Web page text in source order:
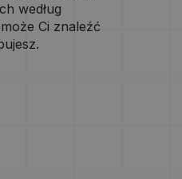
według
Ci znaleźć